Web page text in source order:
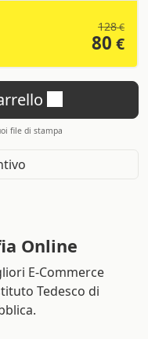
128€
80 €
file di stampa
Online
E-Commerce
Tedesco di